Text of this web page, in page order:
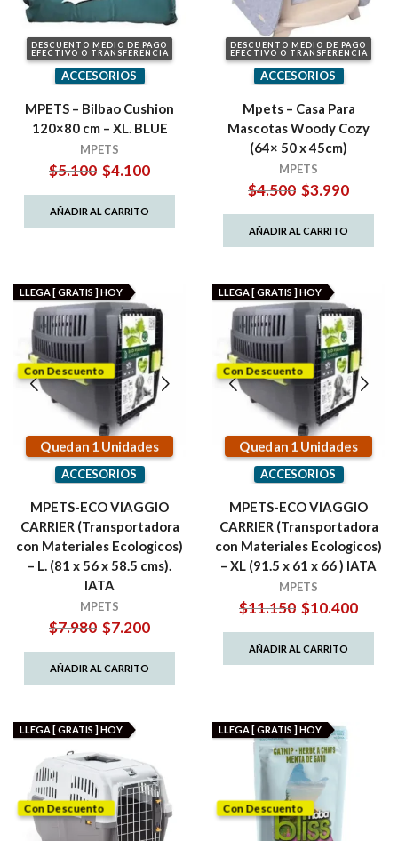
DESCUENTO MEDIO DE PAGO
EFECTIVO O TRANSFERENCIA
ACCESORIOS
MPETS – Bilbao Cushion
120×80 cm – XL. BLUE
MPETS
$5.100 El
era:
$4.100El
AÑADIR AL CARRITO
DESCUENTO MEDIO DE PAGO
EFECTIVO O TRANSFERENCIA
ACCESORIOS
Mpets – Casa Para
Mascotas Woody Cozy
(64× 50 x 45cm)
MPETS
$4.500 El
era:
$3.990El
AÑADIR AL CARRITO
Quedan 1 Unidades
Con Descuento
LLEGA [ GRATIS ] HOY
ACCESORIOS
MPETS-ECO VIAGGIO
CARRIER (Transportadora
con Materiales Ecologicos)
– L. (81 x 56 x 58.5 cms).
IATA
MPETS
$7.980 El
era:
$7.200El
AÑADIR AL CARRITO
Quedan 1 Unidades
Con Descuento
LLEGA [ GRATIS ] HOY
ACCESORIOS
MPETS-ECO VIAGGIO
CARRIER (Transportadora
con Materiales Ecologicos)
– XL (91.5 x 61 x 66 ) IATA
MPETS
$11.150 El
era:
$10.400El
AÑADIR AL CARRITO
Con Descuento
LLEGA [ GRATIS ] HOY
Con Descuento
LLEGA [ GRATIS ] HOY